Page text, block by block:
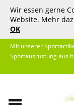
Wir essen gerne
Website. Mehr
OK
Mit unserer
Sportausrüstung aus